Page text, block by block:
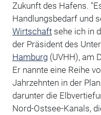
Zukunft des Hafens.
Handlungsbedarf und
Wirtschaftsehe ich in
der Präsident des
Hamburg(UVHH), am
Er nannte eine Reihe
Jahrzehnten in der
darunter die
Nord-Ostsee-Kanals,